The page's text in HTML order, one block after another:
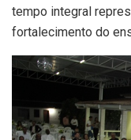
tempo integral
fortalecimento do